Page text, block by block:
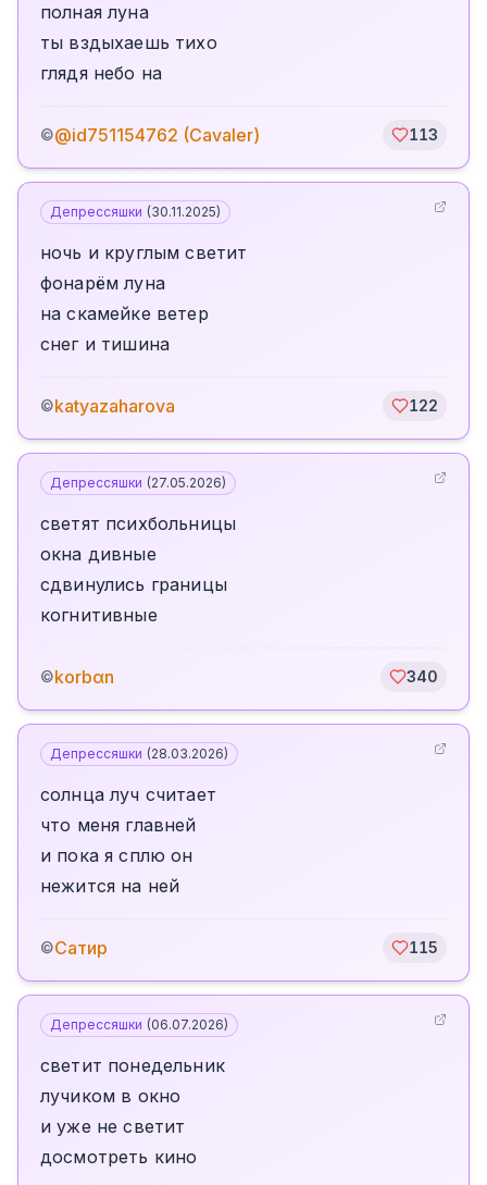
полная луна
ты вздыхаешь тихо
глядя небо на
©@id751154762 (Cavaler) 113
Депрессяшки (30.11.2025)
ночь и круглым светит
фонарём луна
на скамейке ветер
снег и тишина
©katyazaharova 122
Депрессяшки (27.05.2026)
светят психбольницы
окна дивные
сдвинулись границы
когнитивные
©korbαn 340
Депрессяшки (28.03.2026)
солнца луч считает
что меня главней
и пока я сплю он
нежится на ней
©Сатир 115
Депрессяшки (06.07.2026)
светит понедельник
лучиком в окно
и уже не светит
досмотреть кино